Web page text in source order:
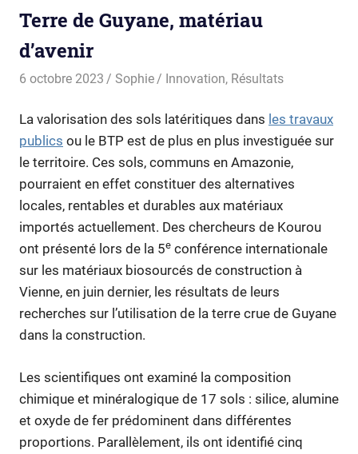
Terre de Guyane, matériau
d’avenir
6 octobre 2023 Sophie Innovation, Résultats
La valorisation des sols latéritiques dans les travaux
publics ou le BTP est de plus en plus investiguée sur
le territoire. Ces sols, communs en Amazonie,
pourraient en effet constituer des alternatives
locales, rentables et durables aux matériaux
importés actuellement. Des chercheurs de Kourou
ont présenté lors de la 5e conférence internationale
sur les matériaux biosourcés de construction à
Vienne, en juin dernier, les résultats de leurs
recherches sur l’utilisation de la terre crue de Guyane
dans la construction.
Les scientifiques ont examiné la composition
chimique et minéralogique de 17 sols : silice, alumine
et oxyde de fer prédominent dans différentes
proportions. Parallèlement, ils ont identifié cinq